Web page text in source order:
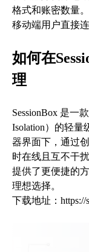
格式和账密数量
移动端用户直接连
如何在
理
SessionBox 是一
Isolation）的轻
器界面下，通过
时在线且互不干
提供了更便捷的
理想选择。
下载地址： https://